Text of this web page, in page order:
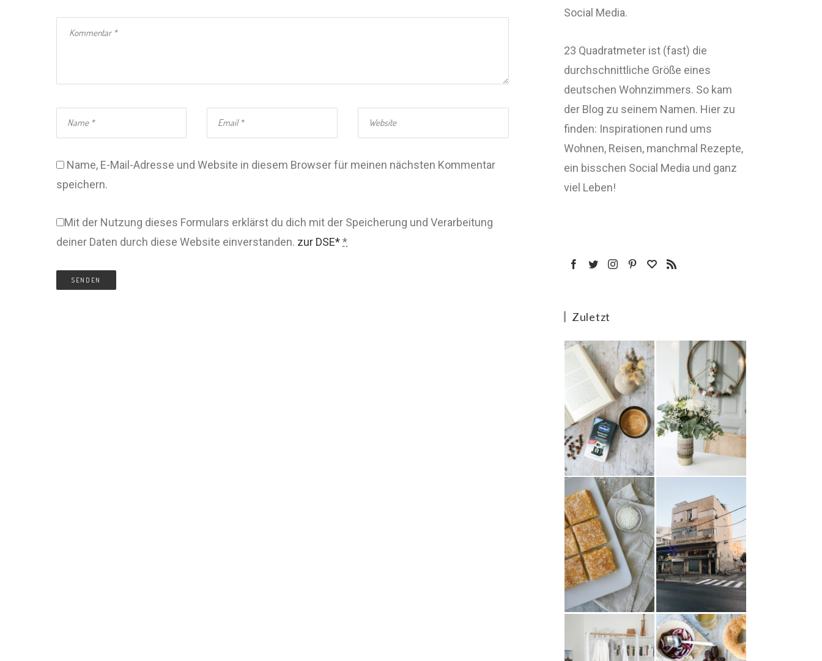
Name, E-Mail-Adresse und Website in diesem Browser für meinen nächsten Kommentar
speichern.
Mit der Nutzung dieses Formulars erklärst du dich mit der Speicherung und Verarbeitung
deiner Daten durch diese Website einverstanden. zur DSE**
Social Media.
23 Quadratmeter ist (fast) die
durchschnittliche Größe eines
deutschen Wohnzimmers. So kam
der Blog zu seinem Namen. Hier zu
finden: Inspirationen rund ums
Wohnen, Reisen, manchmal Rezepte,
ein bisschen Social Media und ganz
viel Leben!
Zuletzt